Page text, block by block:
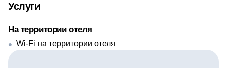
Услуги
На территории отеля
Wi-Fi на территории отеля